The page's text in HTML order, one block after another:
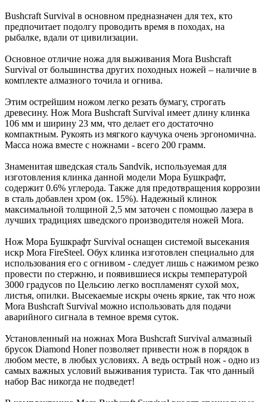
Bushcraft Survival в основном предназначен для тех, кто
предпочитает подолгу проводить время в походах, на
рыбалке, вдали от цивилизации.
Основное отличие ножа для выживания Mora Bushcraft
Survival от большинства других походных ножей – наличие в
комплекте алмазного точила и огнива.
Этим острейшим ножом легко резать бумагу, строгать
древесину. Нож Mora Bushcraft Survival имеет длину клинка
106 мм и ширину 23 мм, что делает его достаточно
компактным. Рукоять из мягкого каучука очень эргономична.
Масса ножа вместе с ножнами - всего 200 грамм.
Знаменитая шведская сталь Sandvik, используемая для
изготовления клинка данной модели Мора Бушкрафт,
содержит 0.6% углерода. Также для предотвращения коррозии
в сталь добавлен хром (ок. 15%). Надежный клинок
максимальной толщиной 2,5 мм заточен с помощью лазера в
лучших традициях шведского производителя ножей Mora.
Нож Мора Бушкрафт Survival оснащен системой высекания
искр Mora FireSteel. Обух клинка изготовлен специально для
использования его с огнивом - следует лишь с нажимом резко
провести по стержню, и появившиеся искры температурой
3000 градусов по Цельсию легко воспламенят сухой мох,
листья, опилки. Высекаемые искры очень яркие, так что нож
Mora Bushcraft Survival можно использовать для подачи
аварийного сигнала в темное время суток.
Установленный на ножнах Mora Bushcraft Survival алмазный
брусок Diamond Honer позволяет привести нож в порядок в
любом месте, в любых условиях. А ведь острый нож - одно из
самых важных условий выживания туриста. Так что данный
набор Вас никогда не подведет!